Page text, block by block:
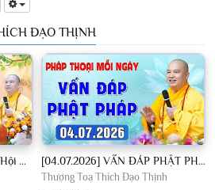
ĐẠO THỊNH
Vấn Đáp Phật Pháp - Pháp Hội Địa Tạng Ngày 01/08/2026│TT. Thích Đạo Thịnh [04.07.2026] VẤN ĐÁP PHẬT PHÁP - Nghe Thầy giảng Pháp mỗi ngày CÔNG ĐỨC VÔ LƯỢNG│TT. Thích Đạo Thịnh
Thượng Toạ Thích Đạo Thịnh